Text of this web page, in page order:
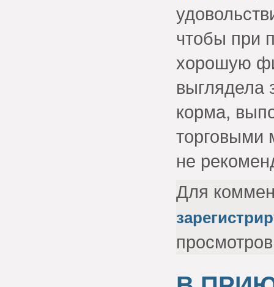
чтобы при
хорошую
выглядела
корма,
торговыми
не
Для
просмотров